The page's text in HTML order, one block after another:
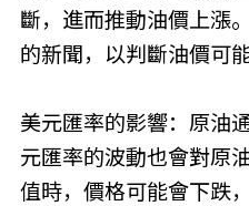
斷，進而推動油價上漲
的新聞，以判斷油價可
美元匯率的影響：原油
元匯率的波動也會對原
值時，價格可能會下跌